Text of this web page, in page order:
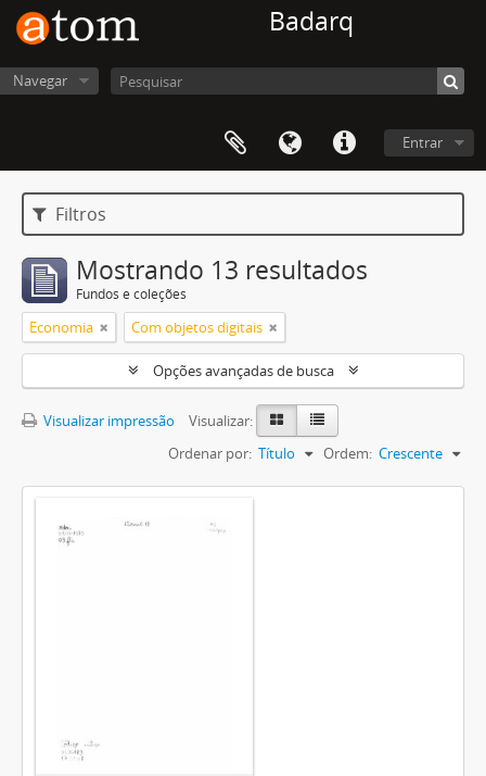
Badarq
Navegar
Entrar
Filtros
Mostrando 13 resultados
Fundos e coleções
Economia Com objetos digitais
Opções avançadas de busca
Visualizar impressão
Visualizar:
Ordenar por: Título Ordem: Crescente